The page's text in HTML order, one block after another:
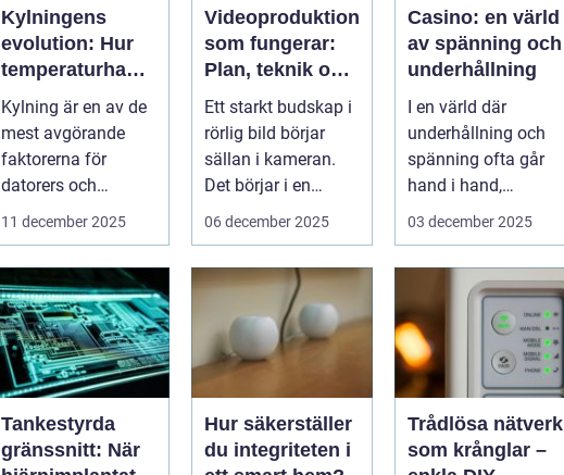
Kylningens
evolution: Hur
temperaturhante
ring formar
prestanda och
design
Kylning är en av de
mest avgörande
faktorerna för
datorers och
elektronikkomponen
11 december 2025
Videoproduktion
som fungerar:
Plan, teknik och
leverans
Ett starkt budskap i
rörlig bild börjar
sällan i kameran.
Det börjar i en
tydlig...
06 december 2025
Casino: en värld
av spänning och
underhållning
I en värld där
underhållning och
spänning ofta går
hand i hand,
framst&ar...
03 december 2025
Tankestyrda
gränssnitt: När
Hur säkerställer
du integriteten i
Trådlösa nätverk
som krånglar –